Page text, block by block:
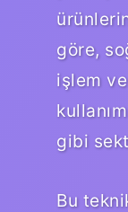
göre,
işlem
gibi
Bu